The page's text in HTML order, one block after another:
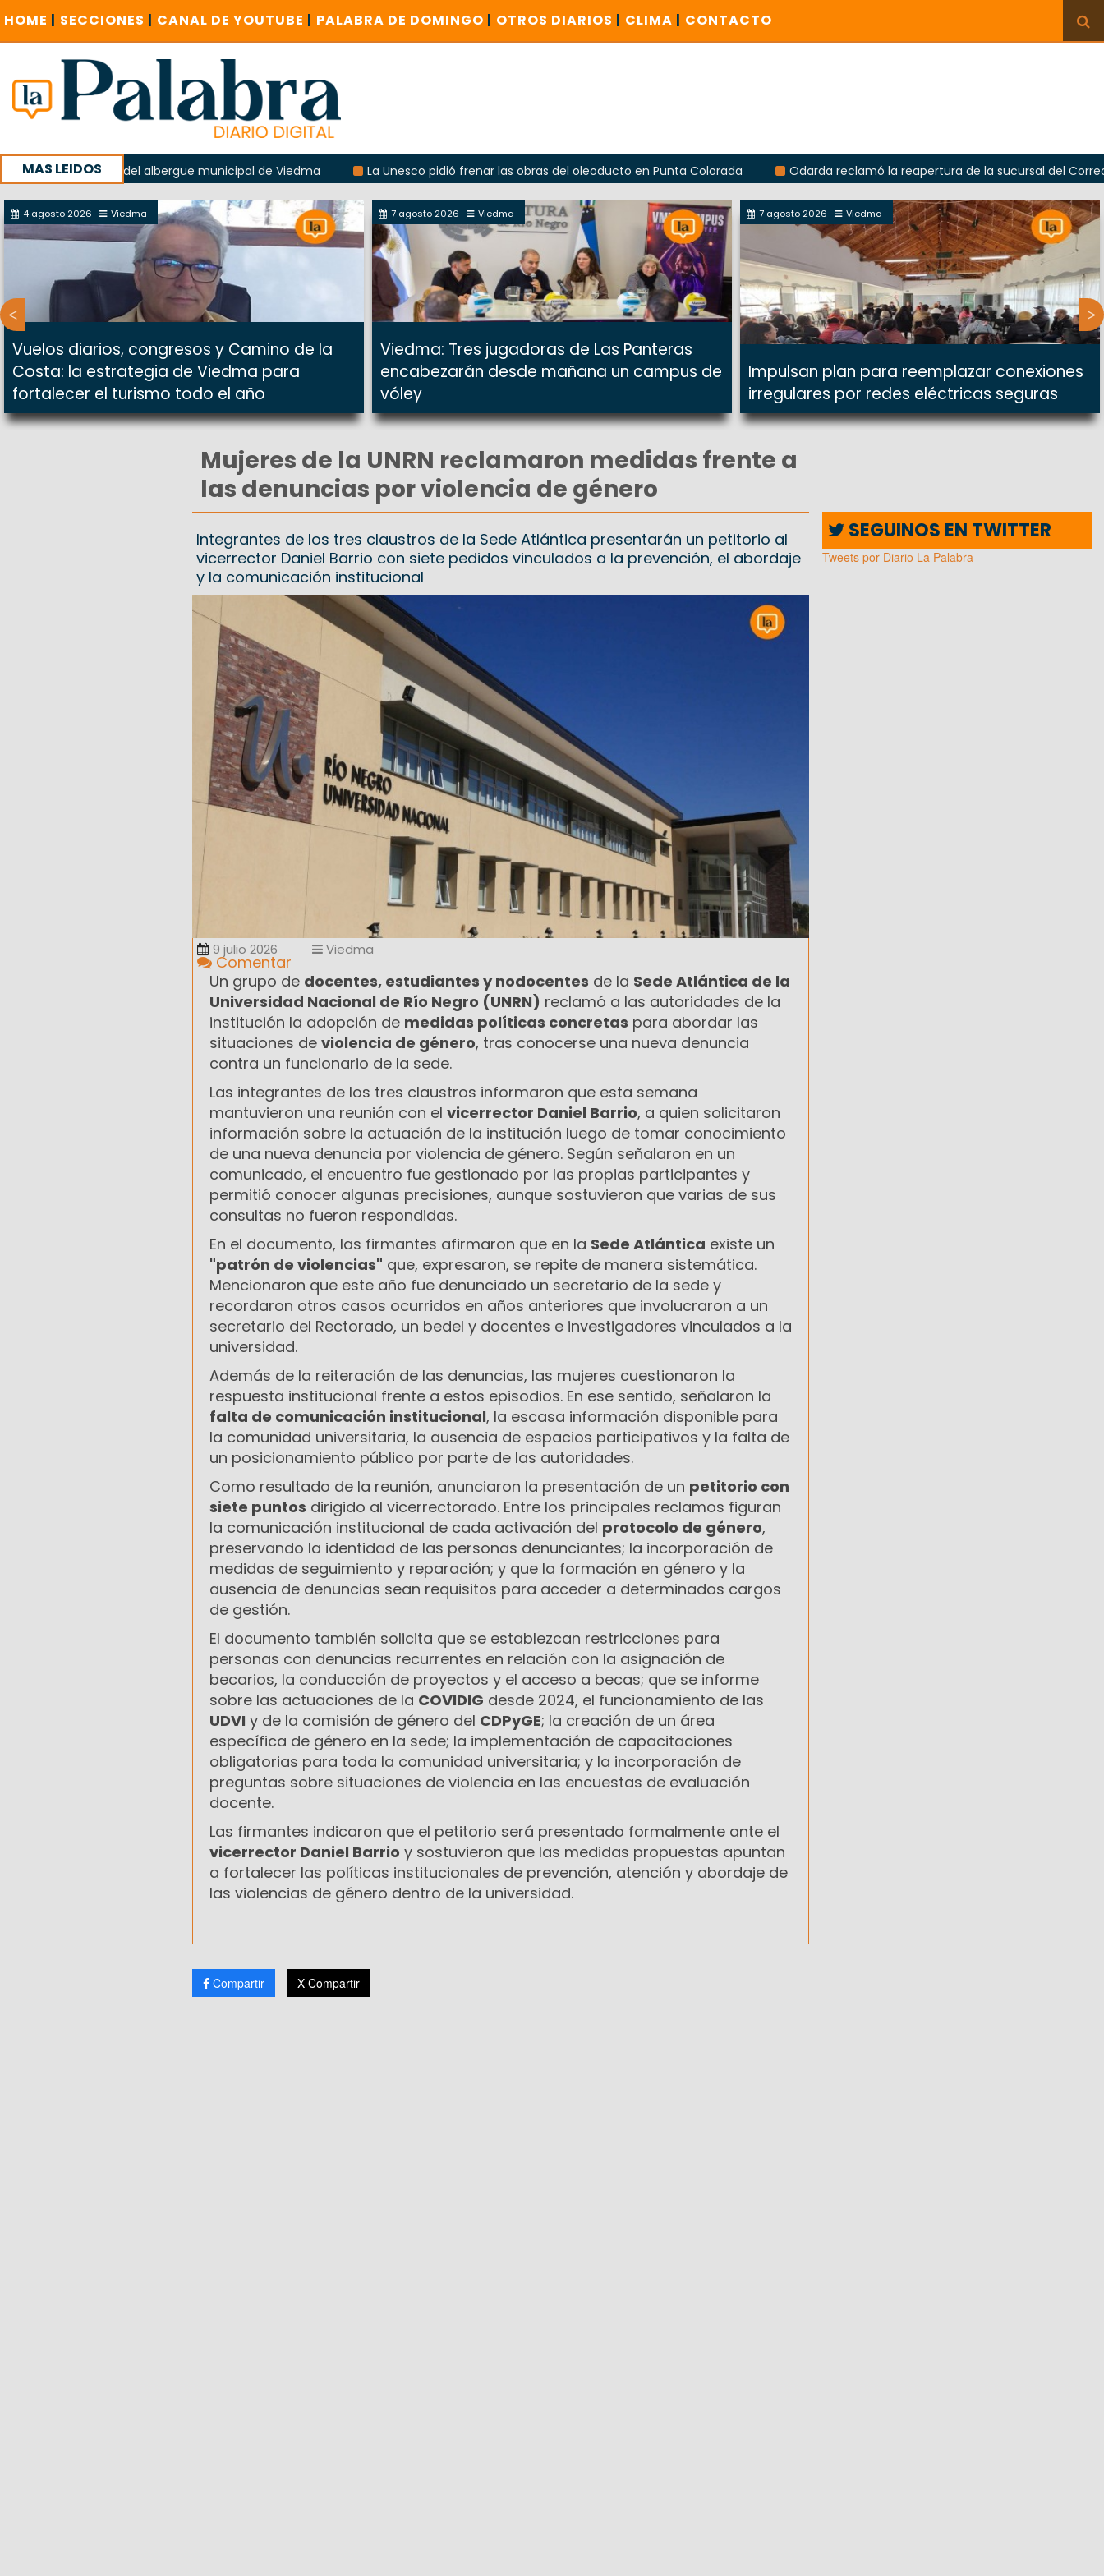
HOME | SECCIONES | CANAL DE YOUTUBE | PALABRA DE DOMINGO | OTROS DIARIOS | CLIMA | CONTACTO
MAS LEIDOS
explosión del albergue municipal de Viedma La Unesco pidió frenar las obras del oleoducto en Punta Colorada
Odarda reclamó la reapertura de la sucursal del Correo
con un encuentro provincial en Roca
4 agosto 2026 Viedma
Vuelos diarios, congresos y Camino de la
Costa: la estrategia de Viedma para
fortalecer el turismo todo el año
7 agosto 2026 Viedma
Viedma: Tres jugadoras de Las Panteras
encabezarán desde mañana un campus de
vóley
7 agosto 2026 Viedma
Impulsan plan para reemplazar conexiones
irregulares por redes eléctricas seguras
Mujeres de la UNRN reclamaron medidas frente a
las denuncias por violencia de género
Integrantes de los tres claustros de la Sede Atlántica presentarán un petitorio al
vicerrector Daniel Barrio con siete pedidos vinculados a la prevención, el abordaje
y la comunicación institucional
9 julio 2026 Viedma
Comentar
Un grupo de docentes, estudiantes y nodocentes de la Sede Atlántica de la
Universidad Nacional de Río Negro (UNRN) reclamó a las autoridades de la
institución la adopción de medidas políticas concretas para abordar las
situaciones de violencia de género, tras conocerse una nueva denuncia
contra un funcionario de la sede.
Las integrantes de los tres claustros informaron que esta semana
mantuvieron una reunión con el vicerrector Daniel Barrio, a quien solicitaron
información sobre la actuación de la institución luego de tomar conocimiento
de una nueva denuncia por violencia de género. Según señalaron en un
comunicado, el encuentro fue gestionado por las propias participantes y
permitió conocer algunas precisiones, aunque sostuvieron que varias de sus
consultas no fueron respondidas.
En el documento, las firmantes afirmaron que en la Sede Atlántica existe un
"patrón de violencias" que, expresaron, se repite de manera sistemática.
Mencionaron que este año fue denunciado un secretario de la sede y
recordaron otros casos ocurridos en años anteriores que involucraron a un
secretario del Rectorado, un bedel y docentes e investigadores vinculados a la
universidad.
Además de la reiteración de las denuncias, las mujeres cuestionaron la
respuesta institucional frente a estos episodios. En ese sentido, señalaron la
falta de comunicación institucional, la escasa información disponible para
la comunidad universitaria, la ausencia de espacios participativos y la falta de
un posicionamiento público por parte de las autoridades.
Como resultado de la reunión, anunciaron la presentación de un petitorio con
siete puntos dirigido al vicerrectorado. Entre los principales reclamos figuran
la comunicación institucional de cada activación del protocolo de género,
preservando la identidad de las personas denunciantes; la incorporación de
medidas de seguimiento y reparación; y que la formación en género y la
ausencia de denuncias sean requisitos para acceder a determinados cargos
de gestión.
El documento también solicita que se establezcan restricciones para
personas con denuncias recurrentes en relación con la asignación de
becarios, la conducción de proyectos y el acceso a becas; que se informe
sobre las actuaciones de la COVIDIG desde 2024, el funcionamiento de las
UDVI y de la comisión de género del CDPyGE; la creación de un área
específica de género en la sede; la implementación de capacitaciones
obligatorias para toda la comunidad universitaria; y la incorporación de
preguntas sobre situaciones de violencia en las encuestas de evaluación
docente.
Las firmantes indicaron que el petitorio será presentado formalmente ante el
vicerrector Daniel Barrio y sostuvieron que las medidas propuestas apuntan
a fortalecer las políticas institucionales de prevención, atención y abordaje de
las violencias de género dentro de la universidad.
Compartir X Compartir
SEGUINOS EN TWITTER
Tweets por Diario La Palabra